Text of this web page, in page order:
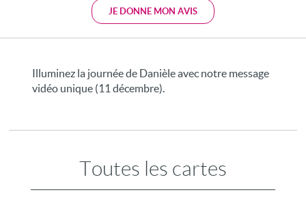
JE DONNE MON AVIS
Illuminez la journée de Danièle avec notre message
vidéo unique (11 décembre).
Toutes les cartes